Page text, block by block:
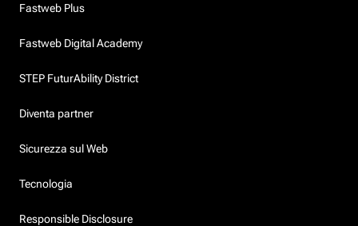
Fastweb Plus
Fastweb Digital Academy
STEP FuturAbility District
Diventa partner
Sicurezza sul Web
Tecnologia
Responsible Disclosure